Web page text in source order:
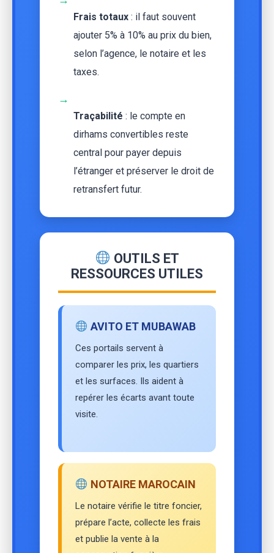
Frais totaux : il faut souvent
ajouter 5% à 10% au prix du bien,
selon l’agence, le notaire et les
taxes.
→
Traçabilité : le compte en
dirhams convertibles reste
central pour payer depuis
l’étranger et préserver le droit de
retransfert futur.
OUTILS ET
RESSOURCES UTILES
AVITO ET MUBAWAB
Ces portails servent à
comparer les prix, les quartiers
et les surfaces. Ils aident à
repérer les écarts avant toute
visite.
NOTAIRE MAROCAIN
Le notaire vérifie le titre foncier,
prépare l’acte, collecte les frais
et publie la vente à la